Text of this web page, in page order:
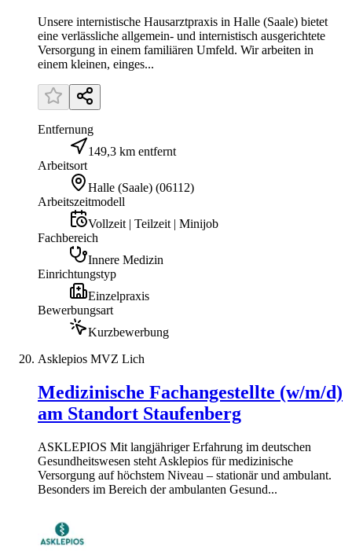
Unsere internistische Hausarztpraxis in Halle (Saale) bietet
eine verlässliche allgemein- und internistisch ausgerichtete
Versorgung in einem familiären Umfeld. Wir arbeiten in
einem kleinen, einges...
Entfernung
149,3 km entfernt
Arbeitsort
Halle (Saale) (06112)
Arbeitszeitmodell
Vollzeit | Teilzeit | Minijob
Fachbereich
Innere Medizin
Einrichtungstyp
Einzelpraxis
Bewerbungsart
Kurzbewerbung
Asklepios MVZ Lich
Medizinische Fachangestellte (w/m/d)
am Standort Staufenberg
ASKLEPIOS Mit langjähriger Erfahrung im deutschen
Gesundheitswesen steht Asklepios für medizinische
Versorgung auf höchstem Niveau – stationär und ambulant.
Besonders im Bereich der ambulanten Gesund...